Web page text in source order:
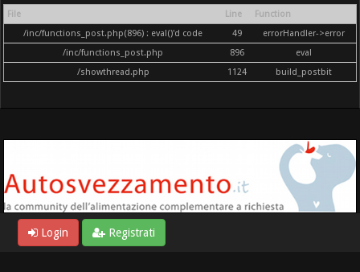
File Line
Function
/inc/functions_post.php(896) : eval()'d code
49
errorHandler->error
/inc/functions_post.php
896
eval
/showthread.php
1124 build_postbit
Login Registrati